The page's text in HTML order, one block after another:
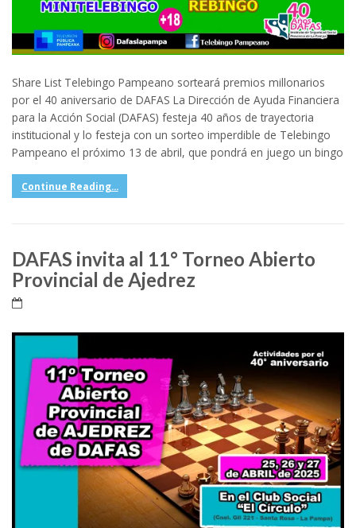
Share List Telebingo Pampeano sorteará premios millonarios
por el 40 aniversario de DAFAS La Dirección de Ayuda Financiera
para la Acción Social (DAFAS) festeja 40 años de trayectoria
institucional y lo festeja con un sorteo imperdible de Telebingo
Pampeano el próximo 13 de abril, que pondrá en juego un bingo
Continue Reading...
DAFAS invita al 11° Torneo Abierto
Provincial de Ajedrez